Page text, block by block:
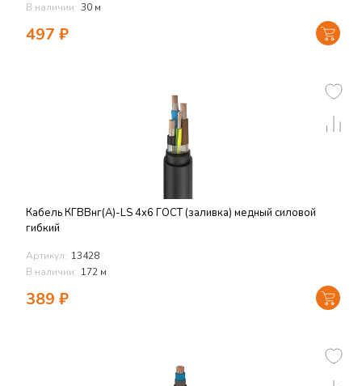
В наличии: 30 м
497 ₽
Кабель КГВВнг(А)-LS 4х6 ГОСТ (заливка) медный силовой
гибкий
Артикул: 13428
В наличии: 172 м
389 ₽